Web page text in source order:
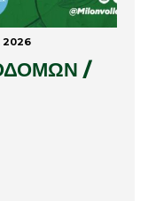
2026
/